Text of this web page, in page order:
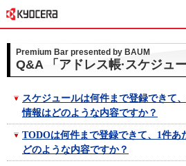
Premium Bar presented by BAUM
Q&A 「アドレス帳·スケジュー
スケジュールは何件まで登録できて
情報はどのような内容ですか？
TODOは何件まで登録できて、1件あ
どのような内容ですか？